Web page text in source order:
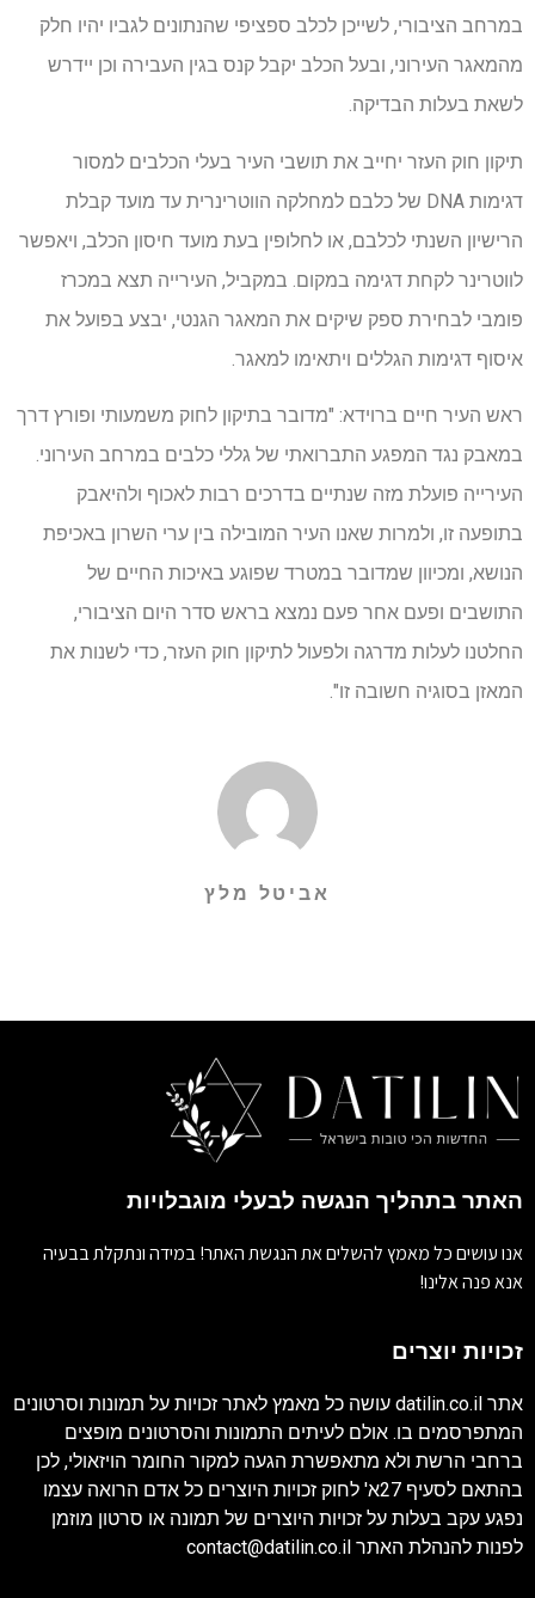
במרחב הציבורי, לשייכן לכלב ספציפי שהנתונים לגביו יהיו חלק
מהמאגר העירוני, ובעל הכלב יקבל קנס בגין העבירה וכן יידרש
לשאת בעלות הבדיקה.
תיקון חוק העזר יחייב את תושבי העיר בעלי הכלבים למסור
דגימות DNA של כלבם למחלקה הווטרינרית עד מועד קבלת
הרישיון השנתי לכלבם, או לחלופין בעת מועד חיסון הכלב, ויאפשר
לווטרינר לקחת דגימה במקום. במקביל, העירייה תצא במכרז
פומבי לבחירת ספק שיקים את המאגר הגנטי, יבצע בפועל את
איסוף דגימות הגללים ויתאימו למאגר.
ראש העיר חיים ברוידא: "מדובר בתיקון לחוק משמעותי ופורץ דרך
במאבק נגד המפגע התברואתי של גללי כלבים במרחב העירוני.
העירייה פועלת מזה שנתיים בדרכים רבות לאכוף ולהיאבק
בתופעה זו, ולמרות שאנו העיר המובילה בין ערי השרון באכיפת
הנושא, ומכיוון שמדובר במטרד שפוגע באיכות החיים של
התושבים ופעם אחר פעם נמצא בראש סדר היום הציבורי,
החלטנו לעלות מדרגה ולפעול לתיקון חוק העזר, כדי לשנות את
המאזן בסוגיה חשובה זו".
אביטל מלץ
האתר בתהליך הנגשה לבעלי מוגבלויות
אנו עושים כל מאמץ להשלים את הנגשת האתר! במידה ונתקלת בבעיה
אנא פנה אלינו!
זכויות יוצרים
אתר datilin.co.il עושה כל מאמץ לאתר זכויות על תמונות וסרטונים
המתפרסמים בו. אולם לעיתים התמונות והסרטונים מופצים
ברחבי הרשת ולא מתאפשרת הגעה למקור החומר הויזאולי, לכן
בהתאם לסעיף 27א' לחוק זכויות היוצרים כל אדם הרואה עצמו
נפגע עקב בעלות על זכויות היוצרים של תמונה או סרטון מוזמן
לפנות להנהלת האתר contact@datilin.co.il